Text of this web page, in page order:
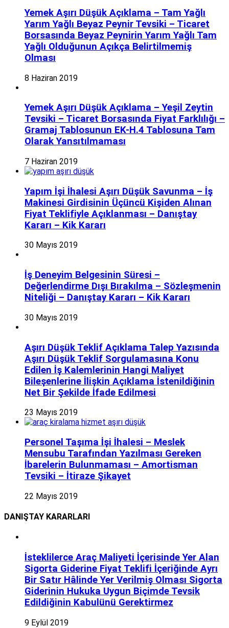
Yemek Aşırı Düşük Açıklama – Tam Yağlı
Yarım Yağlı Beyaz Peynir Tevsiki – Ticaret
Borsasında Beyaz Peynirin Yarım Yağlı Tam
Yağlı Olduğunun Açıkça Belirtilmemiş
Olması
8 Haziran 2019
Yemek Aşırı Düşük Açıklama – Yeşil Zeytin
Tevsiki – Ticaret Borsasında Fiyat Farklılığı –
Gramaj Tablosunun EK-H.4 Tablosuna Tam
Olarak Yansıtılmaması
7 Haziran 2019
Yapım İşi İhalesi Aşırı Düşük Savunma – İş
Makinesi Girdisinin Üçüncü Kişiden Alınan
Fiyat Teklifiyle Açıklanması – Danıştay
Kararı – Kik Kararı
30 Mayıs 2019
İş Deneyim Belgesinin Süresi –
Değerlendirme Dışı Bırakılma – Sözleşmenin
Niteliği – Danıştay Kararı – Kik Kararı
30 Mayıs 2019
Aşırı Düşük Teklif Açıklama Talep Yazısında
Aşırı Düşük Teklif Sorgulamasına Konu
Edilen İş Kalemlerinin Hangi Maliyet
Bileşenlerine İlişkin Açıklama İstenildiğinin
Net Bir Şekilde İfade Edilmesi
23 Mayıs 2019
Personel Taşıma İşi İhalesi – Meslek
Mensubu Tarafından Yazılması Gereken
İbarelerin Bulunmaması – Amortisman
Tevsiki – İtiraze Şikayet
22 Mayıs 2019
DANIŞTAY KARARLARI
İsteklilerce Araç Maliyeti İçerisinde Yer Alan
Sigorta Giderine Fiyat Teklifi İçeriğinde Ayrı
Bir Satır Hâlinde Yer Verilmiş Olması Sigorta
Giderinin Hukuka Uygun Biçimde Tevsik
Edildiğinin Kabulünü Gerektirmez
9 Eylül 2019